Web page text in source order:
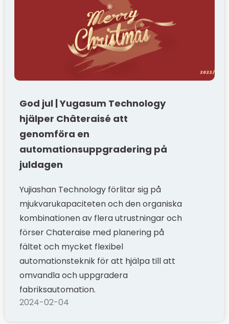
God jul | Yugasum Technology
hjälper Châteraisé att
genomföra en
automationsuppgradering på
juldagen
Yujiashan Technology förlitar sig på
mjukvarukapaciteten och den organiska
kombinationen av flera utrustningar och
förser Chateraise med planering på
fältet och mycket flexibel
automationsteknik för att hjälpa till att
omvandla och uppgradera
fabriksautomation.
2024-02-04